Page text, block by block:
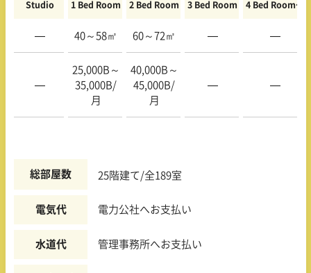
Studio 1 Bed Room 2 Bed Room 3 Bed Room 4 Bed Room〜
— 40～58㎡ 60～72㎡ — —
—
25,000B～
35,000B/
月
40,000B～
45,000B/
月
— —
総部屋数 25階建て/全189室
電気代 電力公社へお支払い
水道代 管理事務所へお支払い